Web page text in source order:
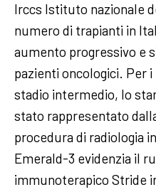
Irccs Istituto nazionale
numero di trapianti in
aumento progressivo e
pazienti oncologici. Per
stadio intermedio, lo
stato rappresentato
procedura di radiologia
Emerald-3 evidenzia il
immunoterapico Stride